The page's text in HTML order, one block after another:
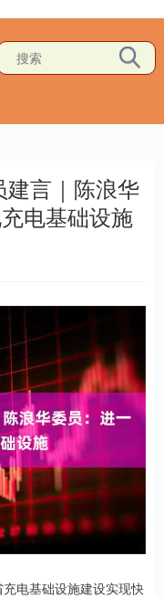
言｜陈浪华
电基础设施
电基础设施建设实现快